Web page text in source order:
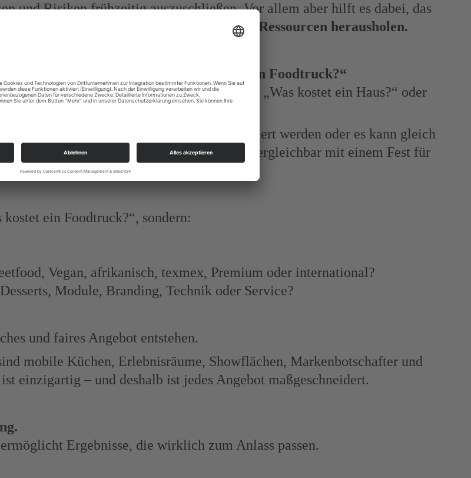
und Risiken frühzeitig auszuschließen. Vor allem aber hilft es dabei, das
bedeutet: das Maximum aus vorhandenen Ressourcen herausholen.
der Eventbranche auf: „Was kostet ein Foodtruck?“
so unpräzise wie „Was kostet ein Auto?“, „Was kostet ein Haus?“ oder
zwangsläufig: Es kommt darauf an.
es kann premium und showlastig inszeniert werden oder es kann gleich
Ein Angebot für 60 Personen ist nicht vergleichbar mit einem Fest für
unterscheiden sich auch die Preise.
ein Foodtruck?“, sondern:
Vegan, afrikanisch, texmex, Premium oder international?
Module, Branding, Technik oder Service?
und faires Angebot entstehen.
mobile Küchen, Erlebnisräume, Showflächen, Markenbotschafter und
einzigartig – und deshalb ist jedes Angebot maßgeschneidert.
Ergebnisse, die wirklich zum Anlass passen.